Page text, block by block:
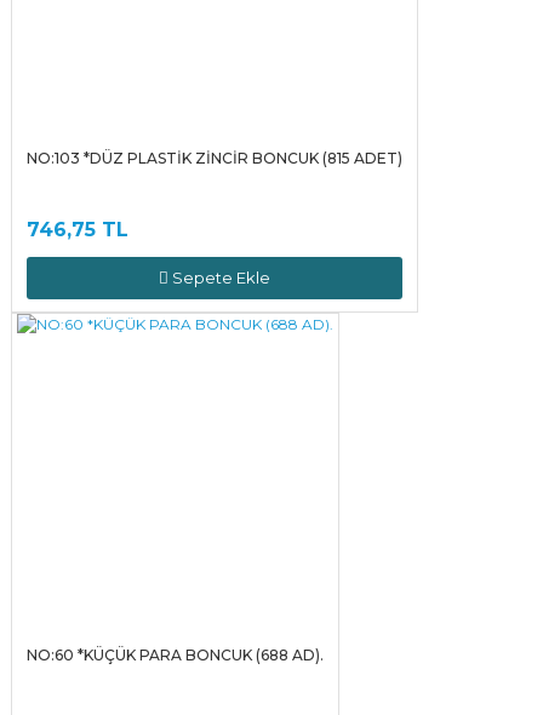
NO:103 *DÜZ PLASTİK ZİNCİR BONCUK (815 ADET)
746,75 TL
Sepete Ekle
NO:60 *KÜÇÜK PARA BONCUK (688 AD).